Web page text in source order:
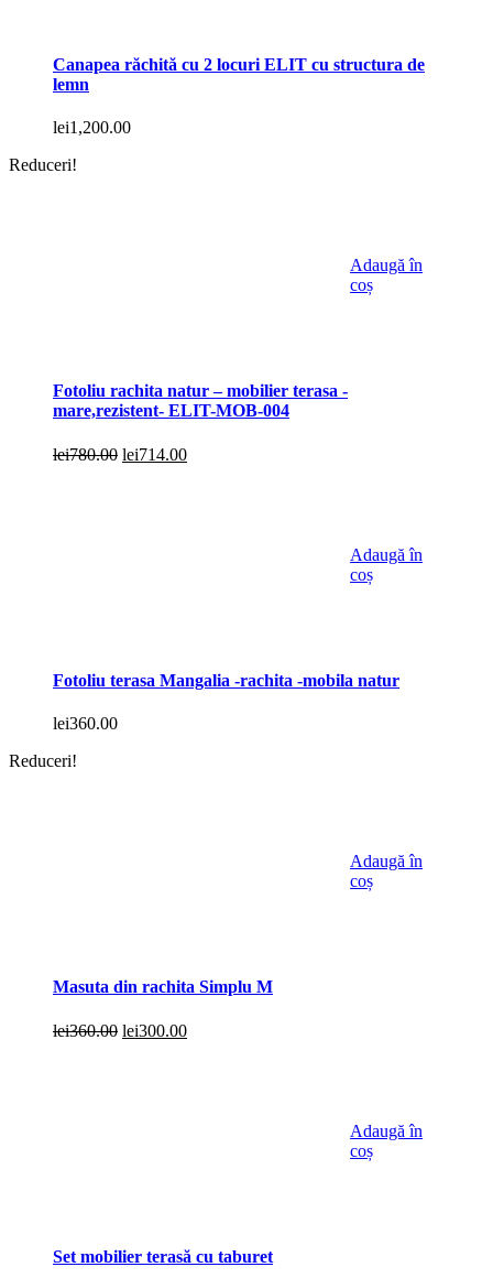
Canapea răchită cu 2 locuri ELIT cu structura de
lemn
lei1,200.00
Reduceri!
Adaugă în
coș
Fotoliu rachita natur – mobilier terasa -
mare,rezistent- ELIT-MOB-004
lei780.00 Prețul
lei714.00Prețul
Adaugă în
coș
Fotoliu terasa Mangalia -rachita -mobila natur
lei360.00
Reduceri!
Adaugă în
coș
Masuta din rachita Simplu M
lei360.00 Prețul
lei300.00Prețul
Adaugă în
coș
Set mobilier terasă cu taburet